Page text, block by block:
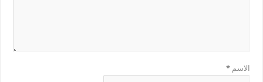
الاسم*